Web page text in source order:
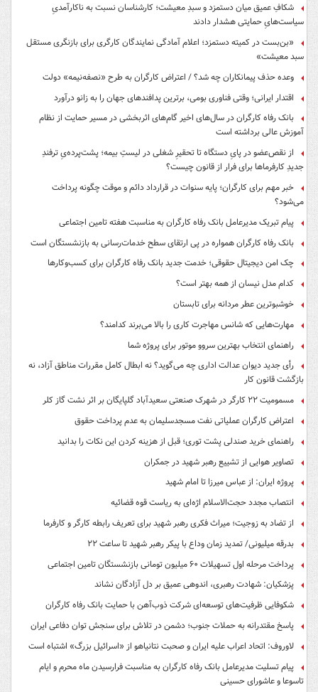
شکافِ عمیق میان دستمزد و سبدِ معیشت؛ کارشناسان نسبت به ناکارآمدیِ
سیاست‌هایِ حمایتی هشدار دادند
«بن‌بست در کمیته دستمزد؛ اعلام آمادگی نمایندگان کارگری برای بازنگری مستقل
سبد معیشت»
وعده حذف پیمانکاران چه شد؟ / اعتراض کارگران به طرح «نصفه‌نیمه» دولت
اقتدار ایرانی؛ وقتی فناوری بومی، برترین پدافندهای جهان را به زانو درآورد
بانک رفاه کارگران در سال‌های اخیر گام‌های اثربخشی در مسیر حمایت از نظام
آموزش عالی برداشته است
از نقص‌عضو در پایِ دستگاه تا تحقیرِ شغلی در لیستِ بیمه؛ پشت‌پرده‌یِ ترفندِ
جدیدِ کارفرماها برای فرار از قانون چیست؟
خبر مهم برای کارگران؛ پایه سنوات در قرارداد دائم و موقت چگونه پرداخت
می‌شود؟
پیام تبریک مدیرعامل بانک رفاه کارگران به مناسبت هفته تامین اجتماعی
بانک رفاه کارگران همواره در پی ارتقای سطح خدمات‌رسانی به بازنشستگان است
چک امن دیجیتال حقوقی؛ خدمت جدید بانک رفاه کارگران برای کسب‌وکارها
کدام مدل نیسان از همه بهتر است؟
خوشبوترین عطر مردانه برای تابستان
مهارت‌هایی که شانس مهاجرت کاری را بالا می‌برند کدامند؟
راهنمای انتخاب بهترین سروو موتور برای پروژه شما
رأی جدید دیوان عدالت اداری چه می‌گوید؟ نه ابطال کامل مقررات مناطق آزاد، نه
بازگشت قانون کار
مسمومیت ۲۲ کارگر در شهرک صنعتی سعیدآباد گلپایگان بر اثر نشت گاز کلر
اعتراض کارگران عملیاتی نفت مسجدسلیمان به عدم پرداخت حقوق
راهنمای خرید صندلی پشت توری؛ قبل از هزینه کردن این نکات را بدانید
تصاویر هوایی از تشییع رهبر شهید در جمکران
پروژه ایران: از عباس میرزا تا امام شهید
انتصاب مجدد حجت‌الاسلام اژه‌ای به ریاست قوه‌ قضائیه
از تضاد به زوجیت؛ میراث فکری رهبر شهید برای تعریف رابطه کارگر و کارفرما
بدرقه میلیونی/ تمدید زمان وداع با پیکر رهبر شهید تا ساعت ۲۲
پرداخت مرحله اول تسهیلات ۶۰ میلیون تومانی بازنشستگان تامین اجتماعی
پزشکیان: شهادت رهبری، اندوهی عمیق بر دل آزادگان نشاند
شکوفایی ظرفیت‌های توسعه‌ای شرکت ذوب‌آهن با حمایت‌ بانک رفاه کارگران
پاسخ مقتدرانه به حملات جنوب؛ دشمن در تلاش برای سنجش توان دفاعی ایران
لاوروف: اتحاد اعراب علیه ایران و صحبت نتانیاهو از «اسرائیل بزرگ» اشتباه است
پیام تسلیت مدیرعامل بانک رفاه کارگران به مناسبت فرارسیدن ماه محرم و ایام
تاسوعا و عاشورای حسینی